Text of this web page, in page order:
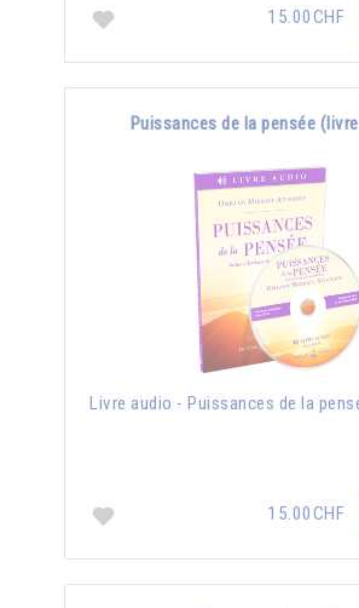
15.00CHF
Puissances de la pensée
Livre audio - Puissances de la
15.00CHF